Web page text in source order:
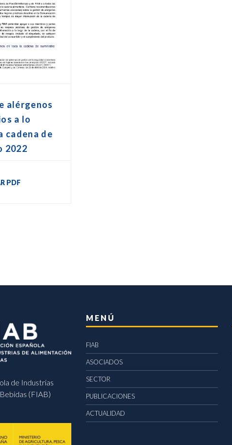
alérgenos
a lo
cadena de
2022
PDF
de Industrias
(FIAB)
MENÚ
FIAB
ASOCIADOS
SECTOR
PUBLICACIONES
ACTUALIDAD